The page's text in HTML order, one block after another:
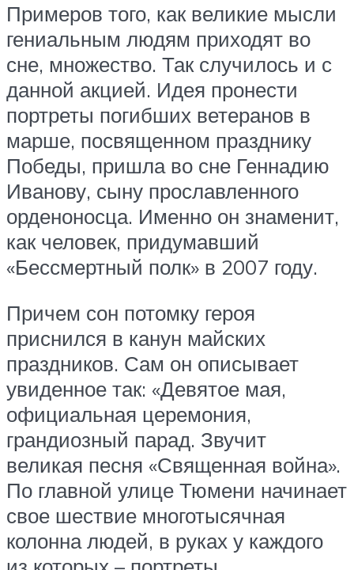
Примеров того, как великие мысли
гениальным людям приходят во
сне, множество. Так случилось и с
данной акцией. Идея пронести
портреты погибших ветеранов в
марше, посвященном празднику
Победы, пришла во сне Геннадию
Иванову, сыну прославленного
орденоносца. Именно он знаменит,
как человек, придумавший
«Бессмертный полк» в 2007 году.
Причем сон потомку героя
приснился в канун майских
праздников. Сам он описывает
увиденное так: «Девятое мая,
официальная церемония,
грандиозный парад. Звучит
великая песня «Священная война».
По главной улице Тюмени начинает
свое шествие многотысячная
колонна людей, в руках у каждого